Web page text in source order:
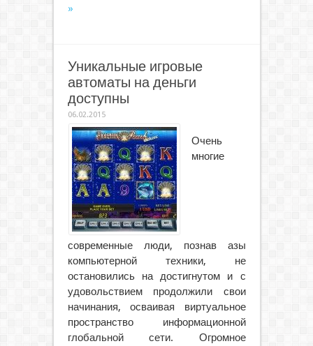
»
Уникальные игровые
автоматы на деньги
доступны
06.02.2015
Очень
многие
современные люди, познав азы
компьютерной техники, не
остановились на достигнутом и с
удовольствием продолжили свои
начинания, осваивая виртуальное
пространство информационной
глобальной сети. Огромное